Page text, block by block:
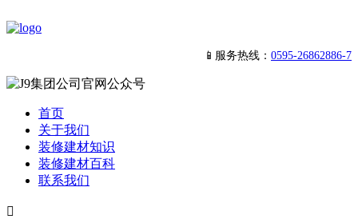
📱服务热线： 0595-26862886-7
首页
关于我们
装修建材知识
装修建材百科
联系我们
